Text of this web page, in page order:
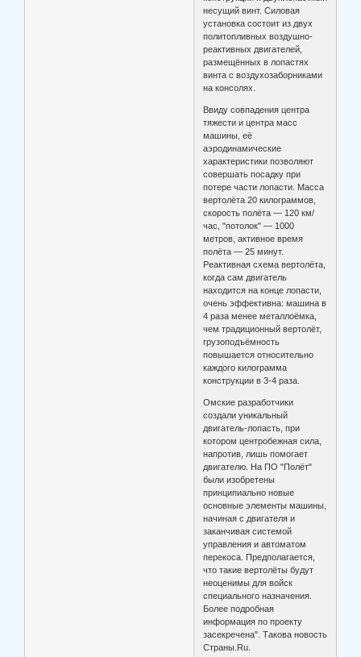
несущий винт. Силовая
установка состоит из двух
политопливных воздушно-
реактивных двигателей,
размещённых в лопастях
винта с воздухозаборниками
на консолях.
Ввиду совпадения центра
тяжести и центра масс
машины, её
аэродинамические
характеристики позволяют
совершать посадку при
потере части лопасти. Масса
вертолёта 20 килограммов,
скорость полёта — 120 км/
час, "потолок" — 1000
метров, активное время
полёта — 25 минут.
Реактивная схема вертолёта,
когда сам двигатель
находится на конце лопасти,
очень эффективна: машина в
4 раза менее металлоёмка,
чем традиционный вертолёт,
грузоподъёмность
повышается относительно
каждого килограмма
конструкции в 3-4 раза.
Омские разработчики
создали уникальный
двигатель-лопасть, при
котором центробежная сила,
напротив, лишь помогает
двигателю. На ПО "Полёт"
были изобретены
принципиально новые
основные элементы машины,
начиная с двигателя и
заканчивая системой
управления и автоматом
перекоса. Предполагается,
что такие вертолёты будут
неоценимы для войск
специального назначения.
Более подробная
информация по проекту
засекречена". Такова новость
Страны.Ru.